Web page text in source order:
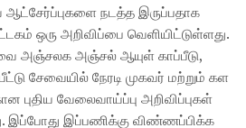
ஆட்சேர்ப்புகளை நடத்த இருப்பதாக
ஒரு அறிவிப்பை வெளியிட்டுள்ளது.
அஞ்சலக அஞ்சல் ஆயுள் காப்பீடு,
சேவையில் நேரடி முகவர் மற்றும் கள
புதிய வேலைவாய்ப்பு அறிவிப்புகள்
இப்போது இப்பணிக்கு விண்ணப்பிக்க